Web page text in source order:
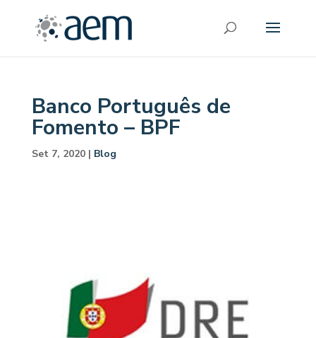
Banco Português de
Fomento – BPF
Set 7, 2020| Blog